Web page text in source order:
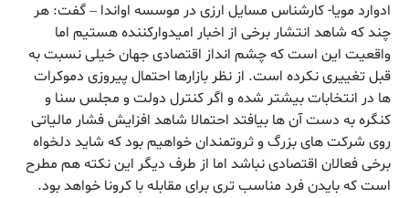
ادوارد مویا- کارشناس مسایل ارزی در موسسه اواندا – گفت: هر
چند که شاهد انتشار برخی از اخبار امیدوارکننده هستیم اما
واقعیت این است که چشم انداز اقتصادی جهان خیلی نسبت به
قبل تغییری نکرده است. از نظر بازارها احتمال پیروزی دموکرات
ها در انتخابات بیشتر شده و اگر کنترل دولت و مجلس سنا و
کنگره به دست آن ها بیافتد احتمالا شاهد افزایش فشار مالیاتی
روی شرکت های بزرگ و ثروتمندان خواهیم بود که شاید دلخواه
برخی فعالان اقتصادی نباشد اما از طرف دیگر این نکته هم مطرح
است که بایدن فرد مناسب تری برای مقابله با کرونا خواهد بود.